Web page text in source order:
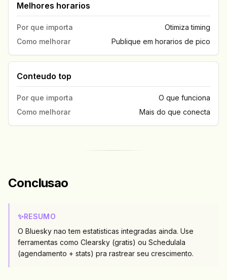
Melhores horarios
Por que importa
Otimiza timing
Como melhorar
Publique em horarios de pico
Conteudo top
Por que importa
O que funciona
Como melhorar
Mais do que conecta
Conclusao
✨RESUMO
O Bluesky nao tem estatisticas integradas ainda. Use
ferramentas como Clearsky (gratis) ou Schedulala
(agendamento + stats) pra rastrear seu crescimento.